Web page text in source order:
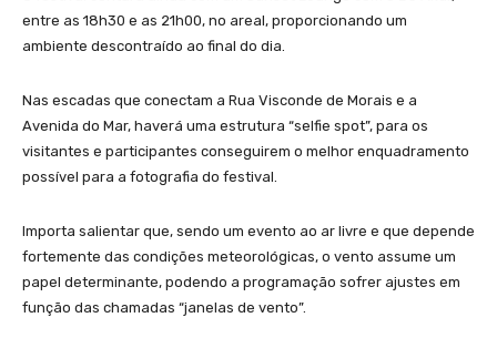
entre as 18h30 e as 21h00, no areal, proporcionando um
ambiente descontraído ao final do dia.
Nas escadas que conectam a Rua Visconde de Morais e a
Avenida do Mar, haverá uma estrutura “selfie spot”, para os
visitantes e participantes conseguirem o melhor enquadramento
possível para a fotografia do festival.
Importa salientar que, sendo um evento ao ar livre e que depende
fortemente das condições meteorológicas, o vento assume um
papel determinante, podendo a programação sofrer ajustes em
função das chamadas “janelas de vento”.